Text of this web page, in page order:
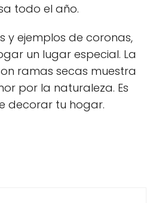
todo el año.
y ejemplos de coronas,
un lugar especial. La
ramas secas muestra
por la naturaleza. Es
decorar tu hogar.